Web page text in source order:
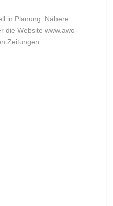
in Planung. Nähere
die Website www.awo-
Zeitungen.